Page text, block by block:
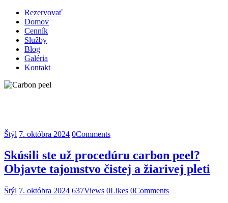
Rezervovať
Domov
Cenník
Služby
Blog
Galéria
Kontakt
Štýl 7. októbra 2024 0Comments
Skúsili ste už procedúru carbon peel?
Objavte tajomstvo čistej a žiarivej pleti
Štýl 7. októbra 2024 637Views 0Likes 0Comments